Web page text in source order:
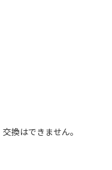
換はできません｡